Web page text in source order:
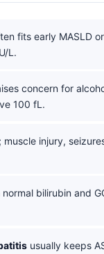
fits early MASLD
L.
concern for
100 fL.
; muscle injury,
normal bilirubin and
usually keeps